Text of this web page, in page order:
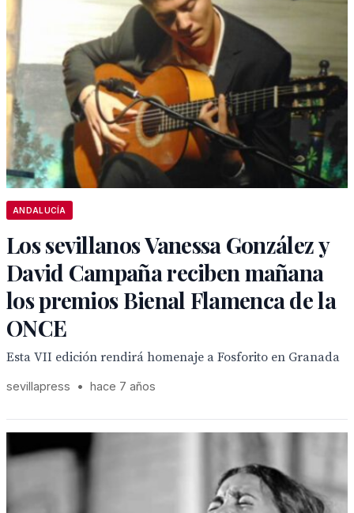
ANDALUCÍA
Los sevillanos Vanessa González y
David Campaña reciben mañana
los premios Bienal Flamenca de la
ONCE
Esta VII edición rendirá homenaje a Fosforito en Granada
sevillapress • hace 7 años